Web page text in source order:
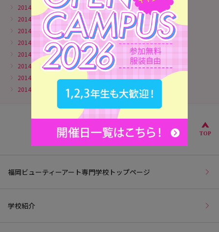
2014年8月
2014年7月
2014年6月
2014年5月
2014年4月
2014年3月
2014年2月
2014年1月
こ
TOP
福岡ビューティーアート専門学校トップページ
学校紹介